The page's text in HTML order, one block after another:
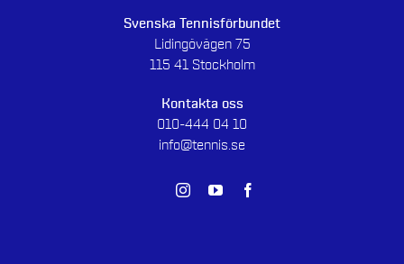
Svenska Tennisförbundet
Lidingövägen 75
115 41 Stockholm
Kontakta oss
010-444 04 10
info@tennis.se